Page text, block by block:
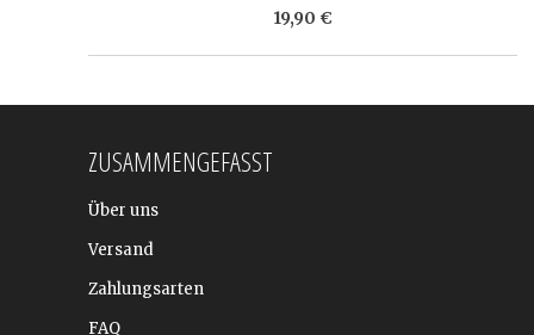
19,90 €
ZUSAMMENGEFASST
Über uns
Versand
Zahlungsarten
FAQ